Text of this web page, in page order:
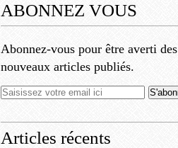
ABONNEZ VOUS
Abonnez-vous pour être averti des
nouveaux articles publiés.
Articles récents